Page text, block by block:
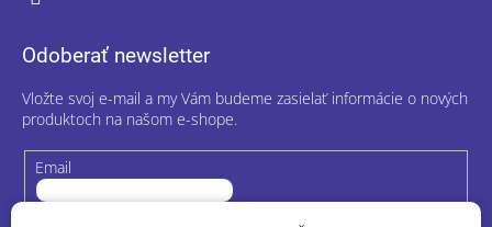
Odoberať newsletter
Vložte svoj e-mail a my Vám budeme zasielať informácie o nových
produktoch na našom e-shope.
Email